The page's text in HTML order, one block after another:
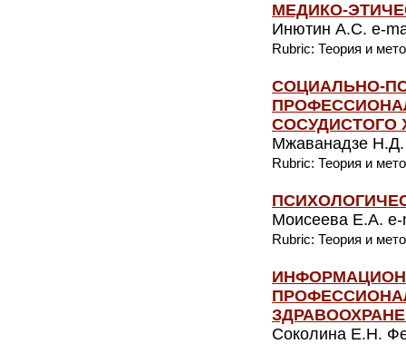
МЕДИКО-
Инютин А.С. e-
Rubric: Теория и
СОЦИАЛЬНО-
СОСУДИСТОГО
Мжаванадзе Н.Д.
Rubric: Теория и
Моисеева Е.А. e-
Rubric: Теория и
Соколина Е.Н.